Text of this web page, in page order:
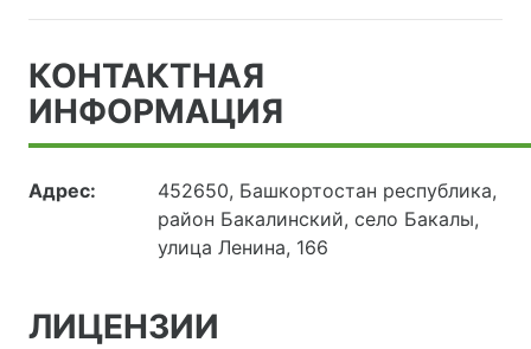
КОНТАКТНАЯ
ИНФОРМАЦИЯ
Адрес:
452650, Башкортостан республика,
район Бакалинский, село Бакалы,
улица Ленина, 166
ЛИЦЕНЗИИ